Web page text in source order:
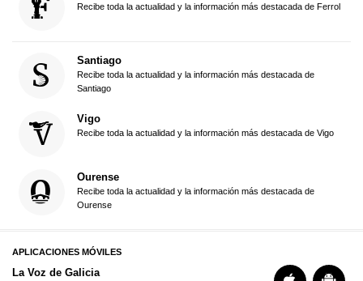
Recibe toda la actualidad y la información más destacada de Ferrol
Santiago
Recibe toda la actualidad y la información más destacada de
Santiago
Vigo
Recibe toda la actualidad y la información más destacada de Vigo
Ourense
Recibe toda la actualidad y la información más destacada de
Ourense
APLICACIONES MÓVILES
La Voz de Galicia